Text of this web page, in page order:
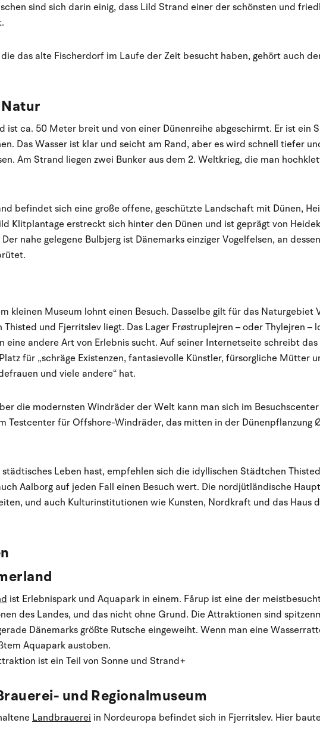
sind sich darin einig, dass Lild Strand einer der schönsten und
das alte Fischerdorf im Laufe der Zeit besucht haben, gehört auch
ist ca. 50 Meter breit und von einer Dünenreihe abgeschirmt. Er ist ein
Das Wasser ist klar und seicht am Rand, aber es wird schnell tiefer
Am Strand liegen zwei Bunker aus dem 2. Weltkrieg, die man
befindet sich eine große offene, geschützte Landschaft mit Dünen,
Klitplantage erstreckt sich hinter den Dünen und ist geprägt von
nahe gelegene Bulbjerg ist Dänemarks einziger Vogelfelsen, an
kleinen Museum lohnt einen Besuch. Dasselbe gilt für das Naturgebiet
und Fjerritslev liegt. Das Lager Frøstruplejren – oder Thylejren –
eine andere Art von Erlebnis sucht. Auf seiner Internetseite schreibt das
für „schräge Existenzen, fantasievolle Künstler, fürsorgliche Mütter
und viele andere“ hat.
die modernsten Windräder der Welt kann man sich im
Testcenter für Offshore-Windräder, das mitten in der Dünenpflanzung
Leben hast, empfehlen sich die idyllischen Städtchen
Aalborg auf jeden Fall einen Besuch wert. Die nordjütländische
und auch Kulturinstitutionen wie Kunsten, Nordkraft und das Haus
ist Erlebnispark und Aquapark in einem. Fårup ist eine der
des Landes, und das nicht ohne Grund. Die Attraktionen sind
Dänemarks größte Rutsche eingeweiht. Wenn man eine
Aquapark austoben.
ist ein Teil von Sonne und Strand+
und Regionalmuseum
Landbrauerei in Nordeuropa befindet sich in Fjerritslev. Hier